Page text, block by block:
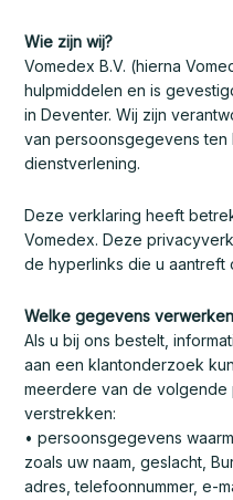
Wie zijn wij?
Vomedex B.V. (hierna
hulpmiddelen en is
in Deventer. Wij zijn
van persoonsgegevens
dienstverlening.
Deze verklaring heeft
Vomedex. Deze
de hyperlinks die u aantreft
Welke gegevens
Als u bij ons bestelt,
aan een klantonderzoek
meerdere van de
verstrekken:
• persoonsgegevens
zoals uw naam, geslacht,
adres, telefoonnummer, e-